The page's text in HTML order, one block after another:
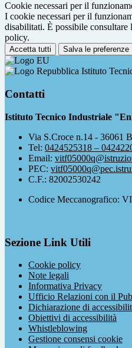
Cookie necessari per il
I cookie necessari per il
disabilitati. È possibile
policy.
Accetta tutti Salva le preferenze
Istituto
Contatti
Istituto Tecnico Industriale
Via S.Croce n.14 -
Tel: 0424525318 –
Email:
PEC:
C.F.: 82002530242
Codice Meccanografico:
Sezione Link Utili
Cookie policy
Note legali
Informativa Privacy
Ufficio Relazioni con il
Dichiarazione di
Obiettivi di accessibilità
Whistleblowing
Gestione consensi cookie